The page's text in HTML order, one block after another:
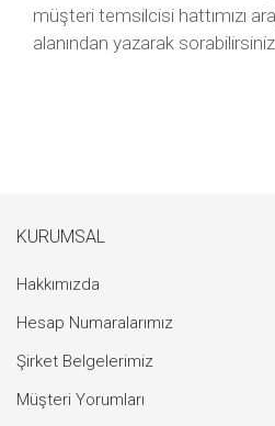
müşteri temsilcisi hattımızı
alanından yazarak
KURUMSAL
Hakkımızda
Hesap Numaralarımız
Şirket Belgelerimiz
Müşteri Yorumları